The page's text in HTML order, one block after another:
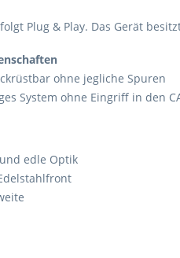
Plug & Play. Das Gerät
ohne jegliche Spuren
System ohne Eingriff in den
edle Optik